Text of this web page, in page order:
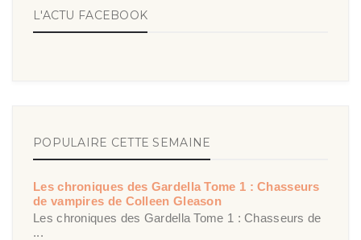
L'ACTU FACEBOOK
POPULAIRE CETTE SEMAINE
Les chroniques des Gardella Tome 1 : Chasseurs
de vampires de Colleen Gleason
Les chroniques des Gardella Tome 1 : Chasseurs de
...